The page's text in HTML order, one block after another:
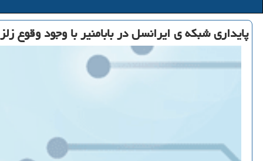
پایداری شبكه ی ایرانسل در بابامنیر با وجود وقوع